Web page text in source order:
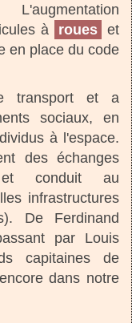
à
roues
et
en place du code
transport et a
sociaux, en
à l'espace.
des échanges
et conduit au
infrastructures
De Ferdinand
par Louis
capitaines de
dans notre